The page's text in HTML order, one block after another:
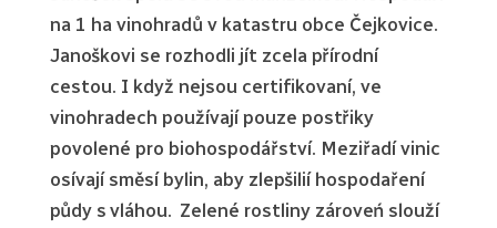
na 1 ha vinohradů v katastru obce Čejkovice.
Janoškovi se rozhodli jít zcela přírodní
cestou. I když nejsou certifikovaní, ve
vinohradech používají pouze postřiky
povolené pro biohospodářství. Meziřadí vinic
osívají směsí bylin, aby zlepšilií hospodaření
půdy s vláhou. Zelené rostliny zároveń slouží